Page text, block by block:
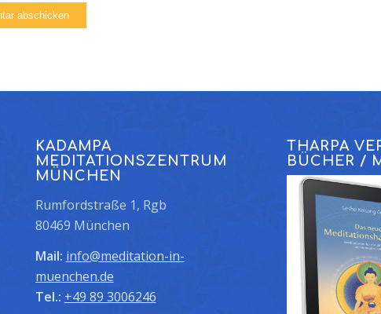
KADAMPA
MEDITATIONSZENTRUM
MÜNCHEN
Rumfordstraße 1, Rgb
80469 München
Mail: info@meditation-in-
muenchen.de
Tel.: +49 89 3006246
THARPA
BÜCHER /